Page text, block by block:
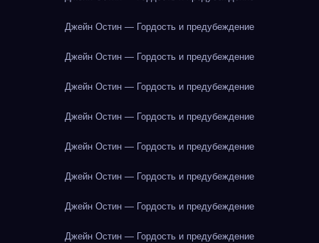
Джейн Остин — Гордость и предубеждение
Джейн Остин — Гордость и предубеждение
Джейн Остин — Гордость и предубеждение
Джейн Остин — Гордость и предубеждение
Джейн Остин — Гордость и предубеждение
Джейн Остин — Гордость и предубеждение
Джейн Остин — Гордость и предубеждение
Джейн Остин — Гордость и предубеждение